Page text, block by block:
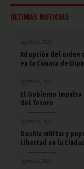
ÚLTIMAS NOTICIAS
agosto 05, 2026
Adopción del orden
en la Cámara de
agosto 05, 2026
El Gobierno
del Tesoro
agosto 04, 2026
Desfile militar y
Libertad en la
agosto 03, 2026